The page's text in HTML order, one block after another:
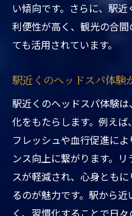
日常の疲れに台東区
案
東京都台東区ヘ
駅近くで叶う短
ン
東京都台東区ヘ
やしを実感
仕事や家事の合
がおすすめ
東京都台東区ヘ
い傾向です。さらに、駅
利便性が高く、観光の合
ても活用されています。
駅近くのヘッドスパ体験
駅近くのヘッドスパ体験
化をもたらします。例え
フレッシュや血行促進に
ンス向上に繋がります。
スが軽減され、心身とも
るのが魅力です。駅から
く、習慣化することで日